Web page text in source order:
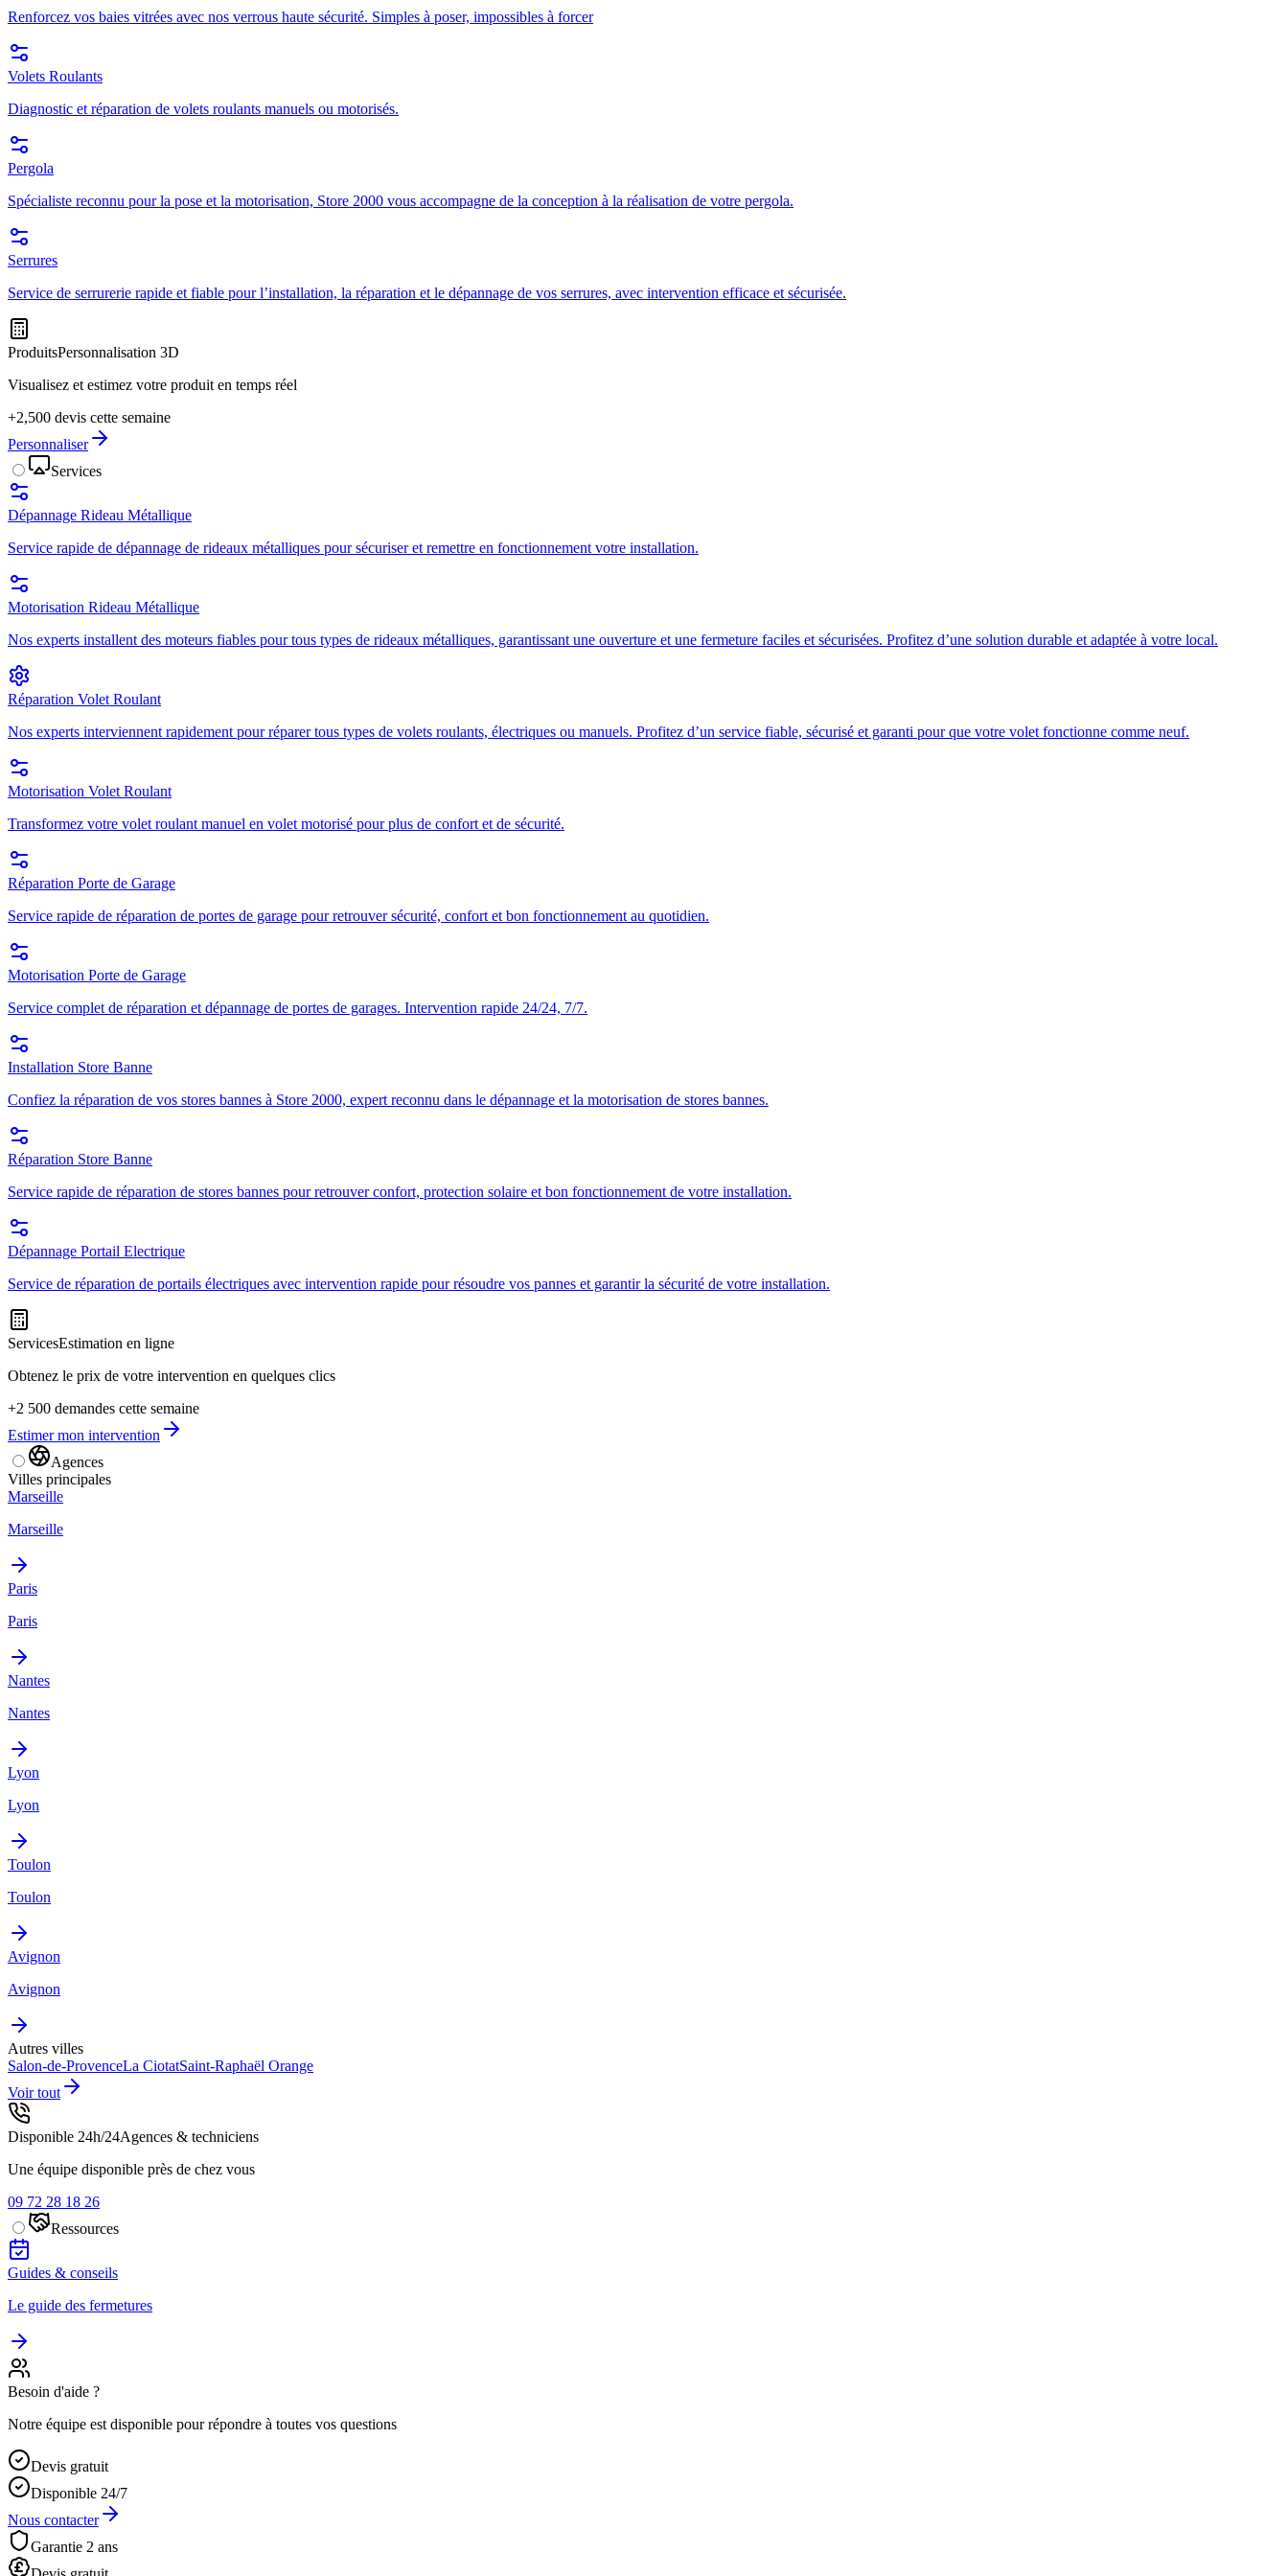
Renforcez vos baies vitrées avec nos verrous haute sécurité. Simples à poser, impossibles à forcer
Volets Roulants
Diagnostic et réparation de volets roulants manuels ou motorisés.
Pergola
Spécialiste reconnu pour la pose et la motorisation, Store 2000 vous accompagne de la conception à la réalisation de votre pergola.
Serrures
Service de serrurerie rapide et fiable pour l’installation, la réparation et le dépannage de vos serrures, avec intervention efficace et sécurisée.
ProduitsPersonnalisation 3D
Visualisez et estimez votre produit en temps réel
+2,500 devis cette semaine
Personnaliser
Services
Dépannage Rideau Métallique
Service rapide de dépannage de rideaux métalliques pour sécuriser et remettre en fonctionnement votre installation.
Motorisation Rideau Métallique
Nos experts installent des moteurs fiables pour tous types de rideaux métalliques, garantissant une ouverture et une fermeture faciles et sécurisées. Profitez d’une solution durable et adaptée à votre local.
Réparation Volet Roulant
Nos experts interviennent rapidement pour réparer tous types de volets roulants, électriques ou manuels. Profitez d’un service fiable, sécurisé et garanti pour que votre volet fonctionne comme neuf.
Motorisation Volet Roulant
Transformez votre volet roulant manuel en volet motorisé pour plus de confort et de sécurité.
Réparation Porte de Garage
Service rapide de réparation de portes de garage pour retrouver sécurité, confort et bon fonctionnement au quotidien.
Motorisation Porte de Garage
Service complet de réparation et dépannage de portes de garages. Intervention rapide 24/24, 7/7.
Installation Store Banne
Confiez la réparation de vos stores bannes à Store 2000, expert reconnu dans le dépannage et la motorisation de stores bannes.
Réparation Store Banne
Service rapide de réparation de stores bannes pour retrouver confort, protection solaire et bon fonctionnement de votre installation.
Dépannage Portail Electrique
Service de réparation de portails électriques avec intervention rapide pour résoudre vos pannes et garantir la sécurité de votre installation.
ServicesEstimation en ligne
Obtenez le prix de votre intervention en quelques clics
+2 500 demandes cette semaine
Estimer mon intervention
Agences
Villes principales
Marseille
Marseille
Paris
Paris
Nantes
Nantes
Lyon
Lyon
Toulon
Toulon
Avignon
Avignon
Autres villes
Salon-de-ProvenceLa CiotatSaint-Raphaël Orange
Voir tout
Disponible 24h/24Agences & techniciens
Une équipe disponible près de chez vous
09 72 28 18 26
Ressources
Guides & conseils
Le guide des fermetures
Besoin d'aide ?
Notre équipe est disponible pour répondre à toutes vos questions
Devis gratuit
Disponible 24/7
Nous contacter
Garantie 2 ans